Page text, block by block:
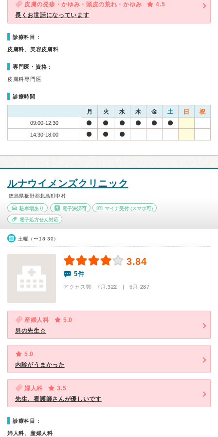
皮膚の発疹・かゆみ・頭皮の荒れ・かゆみ
4.5
長くお世話になっています
診療科目：
皮膚科、美容皮膚科
専門医・資格：
皮膚科専門医
診療時間
月 火 水 木 金 土 日 祝
09:00-12:30
14:30-18:00
ルナウイメンズクリニック
徳島県板野郡北島町中村
駐車場あり 電子決済可 マイナ受付 (スマホ可)
電子処方せん対応
土曜（〜18:30）
3.84
5件
アクセス数 7月:322 | 6月:287
産婦人科
5.0
男の先生☆
5.0
内診がうまかった
婦人科
3.5
先生、看護師さんが優しいです
診療科目：
婦人科、産婦人科